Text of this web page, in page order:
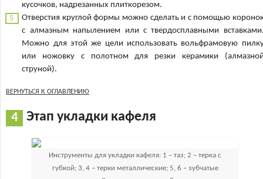
кусочков, надрезанных плиткорезом.
Отверстия круглой формы можно сделать и с помощью
с алмазным напылением или с твердосплавными
Можно для этой же цели использовать вольфрамовую
или ножовку с полотном для резки керамики
струной).
ВЕРНУТЬСЯ К ОГЛАВЛЕНИЮ
Этап укладки кафеля
Инструменты для укладки кафеля: 1 – таз; 2 – терка с
губкой; 3, 4 – терки металлические; 5, 6 – зубчатые